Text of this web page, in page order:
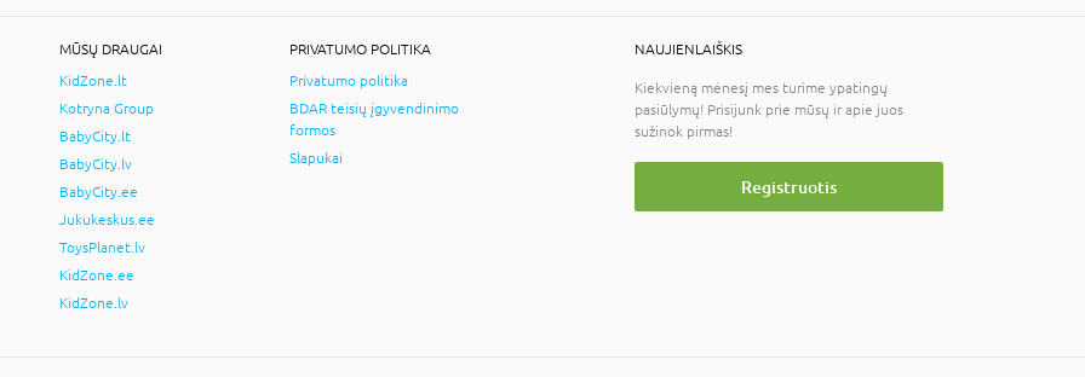
MŪSŲ DRAUGAI
KidZone.lt
Kotryna Group
BabyCity.lt
BabyCity.lv
BabyCity.ee
Jukukeskus.ee
ToysPlanet.lv
KidZone.ee
KidZone.lv
PRIVATUMO POLITIKA
Privatumo politika
BDAR teisių įgyvendinimo
formos
Slapukai
NAUJIENLAIŠKIS
Kiekvieną mėnesį mes turime ypatingų
pasiūlymų! Prisijunk prie mūsų ir apie juos
sužinok pirmas!
Registruotis